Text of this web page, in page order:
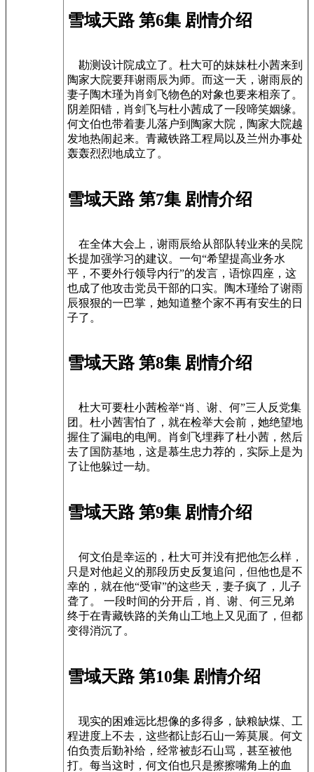
雪域天路 第6集 剧情介绍
勘测设计院成立了。杜大可的妹妹杜小茜来到
陶家大院要拜谢雨辰为师。而这一天，谢雨辰的
妻子陶木瑾为肖剑飞物色的对象也要来相亲了。
阴差阳错，肖剑飞与杜小茜成了一段啼笑姻缘。
何文伯也带着妻儿落户到陶家大院，陶家大院越
发地热闹起来。青藏铁路工程局以及兰州办事处
轰轰烈烈地成立了。
雪域天路 第7集 剧情介绍
在全体大会上，谢雨辰给从部队转业来的吴院
长提加强学习的建议。一句“希望提高业务水
平，不要外行领导内行”的发言，语惊四座，这
也成了他攻击党员干部的口实。陶木瑾给了谢雨
辰狠狠的一巴掌，她知道整个家不再有安生的日
子了。
雪域天路 第8集 剧情介绍
杜大可要杜小茜检举“肖、谢、何”三人反党集
团。杜小茜害怕了，就在检举大会前，她绝望地
握住了漏电的电闸。肖剑飞埋葬了杜小茜，然后
去了国防基地，这是慕生忠力荐的，实际上是为
了让他躲过一劫。
雪域天路 第9集 剧情介绍
何文伯是幸运的，杜大可并没有把他怎么样，
只是对他起义的那段历史反复追问，但他也是不
幸的，就在他“受审”的这些天，妻子疯了，儿子
聋了。 一段时间的分开后，肖、谢、何三兄弟
终于在青藏铁路的关角山工地上又见面了，但都
变得消沉了。
雪域天路 第10集 剧情介绍
现实的困难远比想像的多得多，缺粮缺煤、工
程进度上不去，这些都让彭石山一筹莫展。何文
伯负责后勤补给，经常被彭石山骂，甚至被他
打。每当这时，何文伯也只是擦擦嘴角上的血